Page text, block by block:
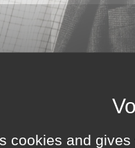
cookies and